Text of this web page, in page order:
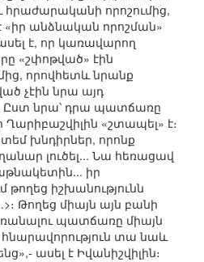
հրաժարականի որոշումից,
«իր անձնական որոշման»
է, որ կառավարող
«շփոթված» էին
որովհետև նրանք
չէին նրա այդ
Ըստ նրա՝ դրա պատճառը
«շտապել» է։
խնդիրներ, որոնք
լուծել... Նա հեռացավ
իր
թողեց իշխանությունն
Թողեց միայն այն բանի
պատճառը միայն
տա նաև
ասել է Իվանիշվիլին։